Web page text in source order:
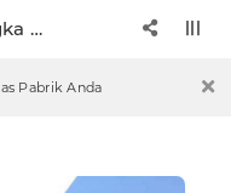
Keuntungan Jangka Panjang Menggunakan Sandwich Panel pada Bangunan
Pabrik Anda